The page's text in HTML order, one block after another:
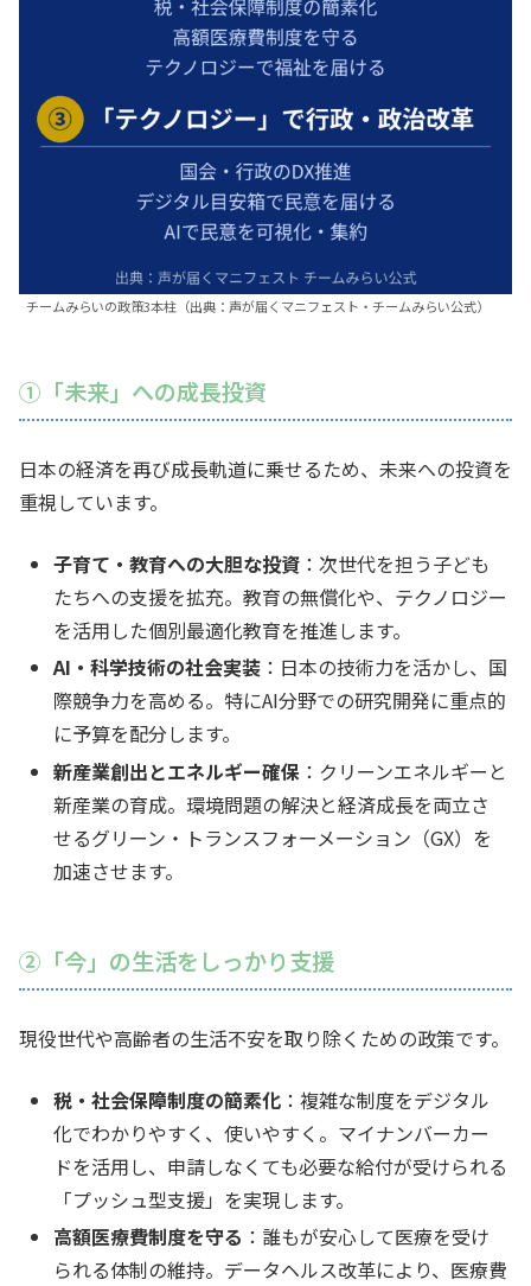
チームみらいの政策3本柱（出典：声が届くマニフェスト・チームみらい公式）
①「未来」への成長投資
日本の経済を再び成長軌道に乗せるため、未来への投資を
重視しています。
子育て・教育への大胆な投資 ：次世代を担う子ども
たちへの支援を拡充。教育の無償化や、テクノロジー
を活用した個別最適化教育を推進します。
AI・科学技術の社会実装 ：日本の技術力を活かし、国
際競争力を高める。特にAI分野での研究開発に重点的
に予算を配分します。
新産業創出とエネルギー確保 ：クリーンエネルギーと
新産業の育成。環境問題の解決と経済成長を両立さ
せるグリーン・トランスフォーメーション（GX）を
加速させます。
②「今」の生活をしっかり支援
現役世代や高齢者の生活不安を取り除くための政策です。
税・社会保障制度の簡素化 ：複雑な制度をデジタル
化でわかりやすく、使いやすく。マイナンバーカー
ドを活用し、申請しなくても必要な給付が受けられる
「プッシュ型支援」を実現します。
高額医療費制度を守る ：誰もが安心して医療を受け
られる体制の維持。データヘルス改革により、医療費